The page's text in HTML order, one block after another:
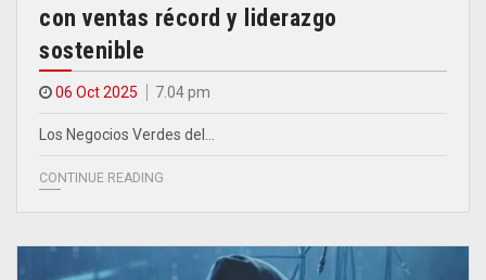
con ventas récord y liderazgo
sostenible
06 Oct 2025 7.04 pm
Los Negocios Verdes del…
CONTINUE READING